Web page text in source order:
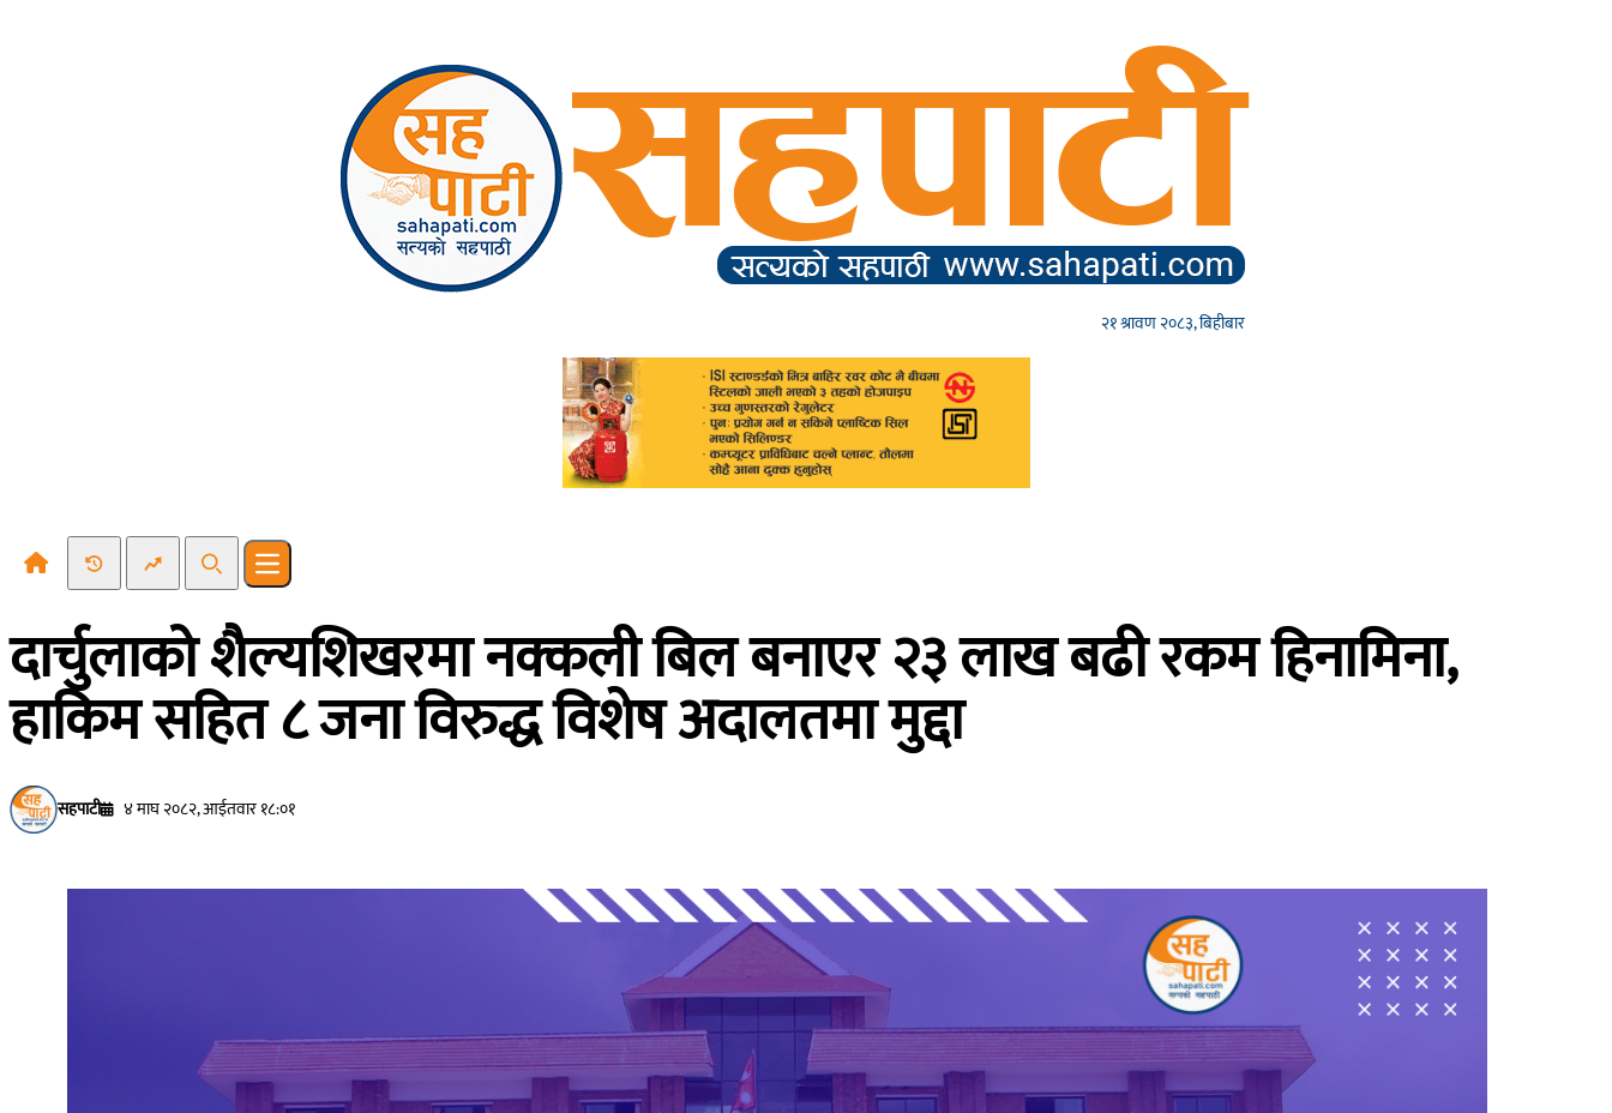
२१ श्रावण २०८३, बिहीबार
Recent NewsTrending News
SearchOpen main menu
दार्चुलाको शैल्यशिखरमा नक्कली बिल बनाएर २३ लाख बढी रकम हिनामिना,
हाकिम सहित ८ जना विरुद्ध विशेष अदालतमा मुद्दा
सहपाटी ४ माघ २०८२, आईतवार १८:०१